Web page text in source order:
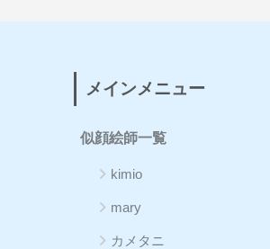
メインメニュー
似顔絵師一覧
kimio
mary
カメタニ